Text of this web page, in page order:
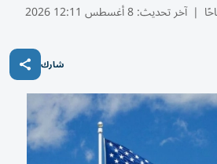
| آخر تحديث:8 أغسطس 12:11 2026
شارك